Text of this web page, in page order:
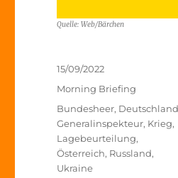
Quelle: Web/Bärchen
Veröffentlicht
15/09/2022
Kategorien
Morning Briefing
Schlagwörter
Bundesheer, Deutschland
Generalinspekteur, Krieg,
Lagebeurteilung,
Österreich, Russland,
Ukraine